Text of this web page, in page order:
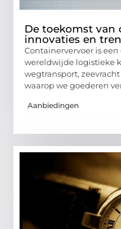
De toekomst van
innovaties en
Containervervoer is
wereldwijde logistieke
wegtransport,
waarop we goederen
Aanbiedingen